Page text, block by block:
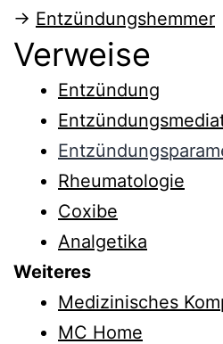
→ Entzündungshemmer
Verweise
Entzündung
Rheumatologie
Coxibe
Analgetika
Weiteres
Medizinisches
MC Home